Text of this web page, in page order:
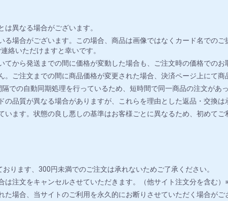
異なる場合がございます。
場合がございます。この場合、商品は画像ではなくカード名での
絡いただけますと幸いです。
から発送までの間に価格が変動した場合も、ご注文時の価格でのお
ご注文までの間に商品価格が変更された場合、決済ページ上にて商
での自動同期処理を行っているため、短時間で同一商品の注文があ
品質が異なる場合がありますが、これらを理由とした返品・交換は
ます。状態の良し悪しの基準はお客様ごとに異なるため、初めて
ります、300円未満でのご注文は承れないためご了承ください。
注文をキャンセルさせていただきます。（他サイト注文分を含む
場合、当サイトのご利用を永久的にお断りさせていただく場合がご